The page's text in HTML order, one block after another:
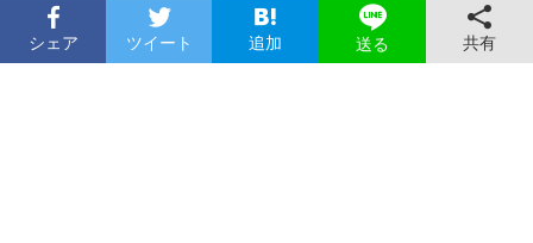
シェア ツイート 追加 送る 共有